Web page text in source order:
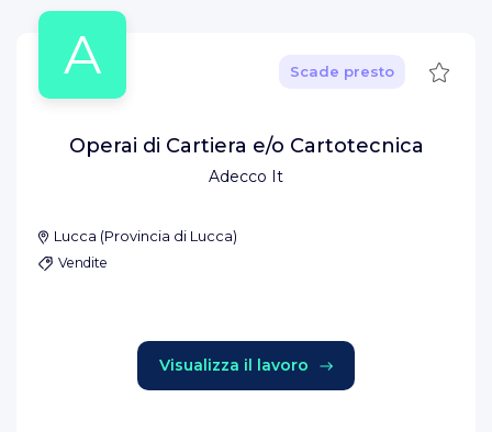
A
Adecco It
Scade presto Salva
Operai di Cartiera e/o Cartotecnica
Lucca (Provincia di Lucca)
Vendite
Visualizza il lavoro